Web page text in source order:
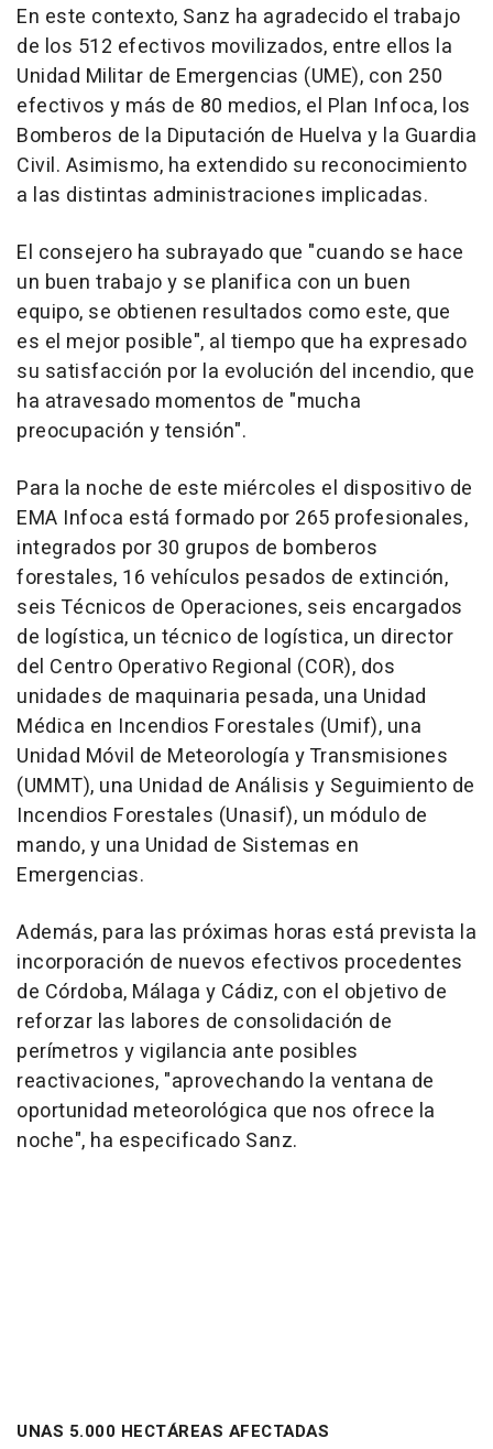
En este contexto, Sanz ha agradecido el trabajo
de los 512 efectivos movilizados, entre ellos la
Unidad Militar de Emergencias (UME), con 250
efectivos y más de 80 medios, el Plan Infoca, los
Bomberos de la Diputación de Huelva y la Guardia
Civil. Asimismo, ha extendido su reconocimiento
a las distintas administraciones implicadas.
El consejero ha subrayado que "cuando se hace
un buen trabajo y se planifica con un buen
equipo, se obtienen resultados como este, que
es el mejor posible", al tiempo que ha expresado
su satisfacción por la evolución del incendio, que
ha atravesado momentos de "mucha
preocupación y tensión".
Para la noche de este miércoles el dispositivo de
EMA Infoca está formado por 265 profesionales,
integrados por 30 grupos de bomberos
forestales, 16 vehículos pesados de extinción,
seis Técnicos de Operaciones, seis encargados
de logística, un técnico de logística, un director
del Centro Operativo Regional (COR), dos
unidades de maquinaria pesada, una Unidad
Médica en Incendios Forestales (Umif), una
Unidad Móvil de Meteorología y Transmisiones
(UMMT), una Unidad de Análisis y Seguimiento de
Incendios Forestales (Unasif), un módulo de
mando, y una Unidad de Sistemas en
Emergencias.
Además, para las próximas horas está prevista la
incorporación de nuevos efectivos procedentes
de Córdoba, Málaga y Cádiz, con el objetivo de
reforzar las labores de consolidación de
perímetros y vigilancia ante posibles
reactivaciones, "aprovechando la ventana de
oportunidad meteorológica que nos ofrece la
noche", ha especificado Sanz.
UNAS 5.000 HECTÁREAS AFECTADAS